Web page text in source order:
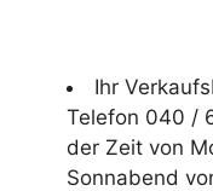
Ihr
Telefon 040 /
der Zeit von
Sonnabend